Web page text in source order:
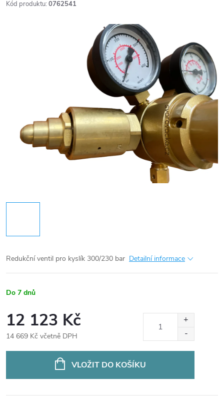
Kód produktu: 0762541
Redukční ventil pro kyslík 300/230 bar Detailní informace
Do 7 dnů
12 123 Kč
14 669 Kč včetně DPH
VLOŽIT DO KOŠÍKU